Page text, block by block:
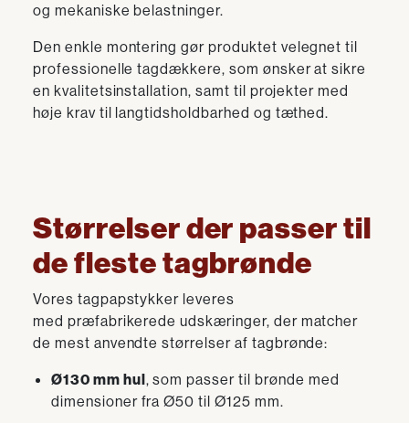
og mekaniske belastninger.
Den enkle montering gør produktet velegnet til
professionelle tagdækkere, som ønsker at sikre
en kvalitetsinstallation, samt til projekter med
høje krav til langtidsholdbarhed og tæthed.
Størrelser der passer til
de fleste tagbrønde
Vores tagpapstykker leveres
med præfabrikerede udskæringer, der matcher
de mest anvendte størrelser af tagbrønde:
Ø130 mm hul, som passer til brønde med
dimensioner fra Ø50 til Ø125 mm.